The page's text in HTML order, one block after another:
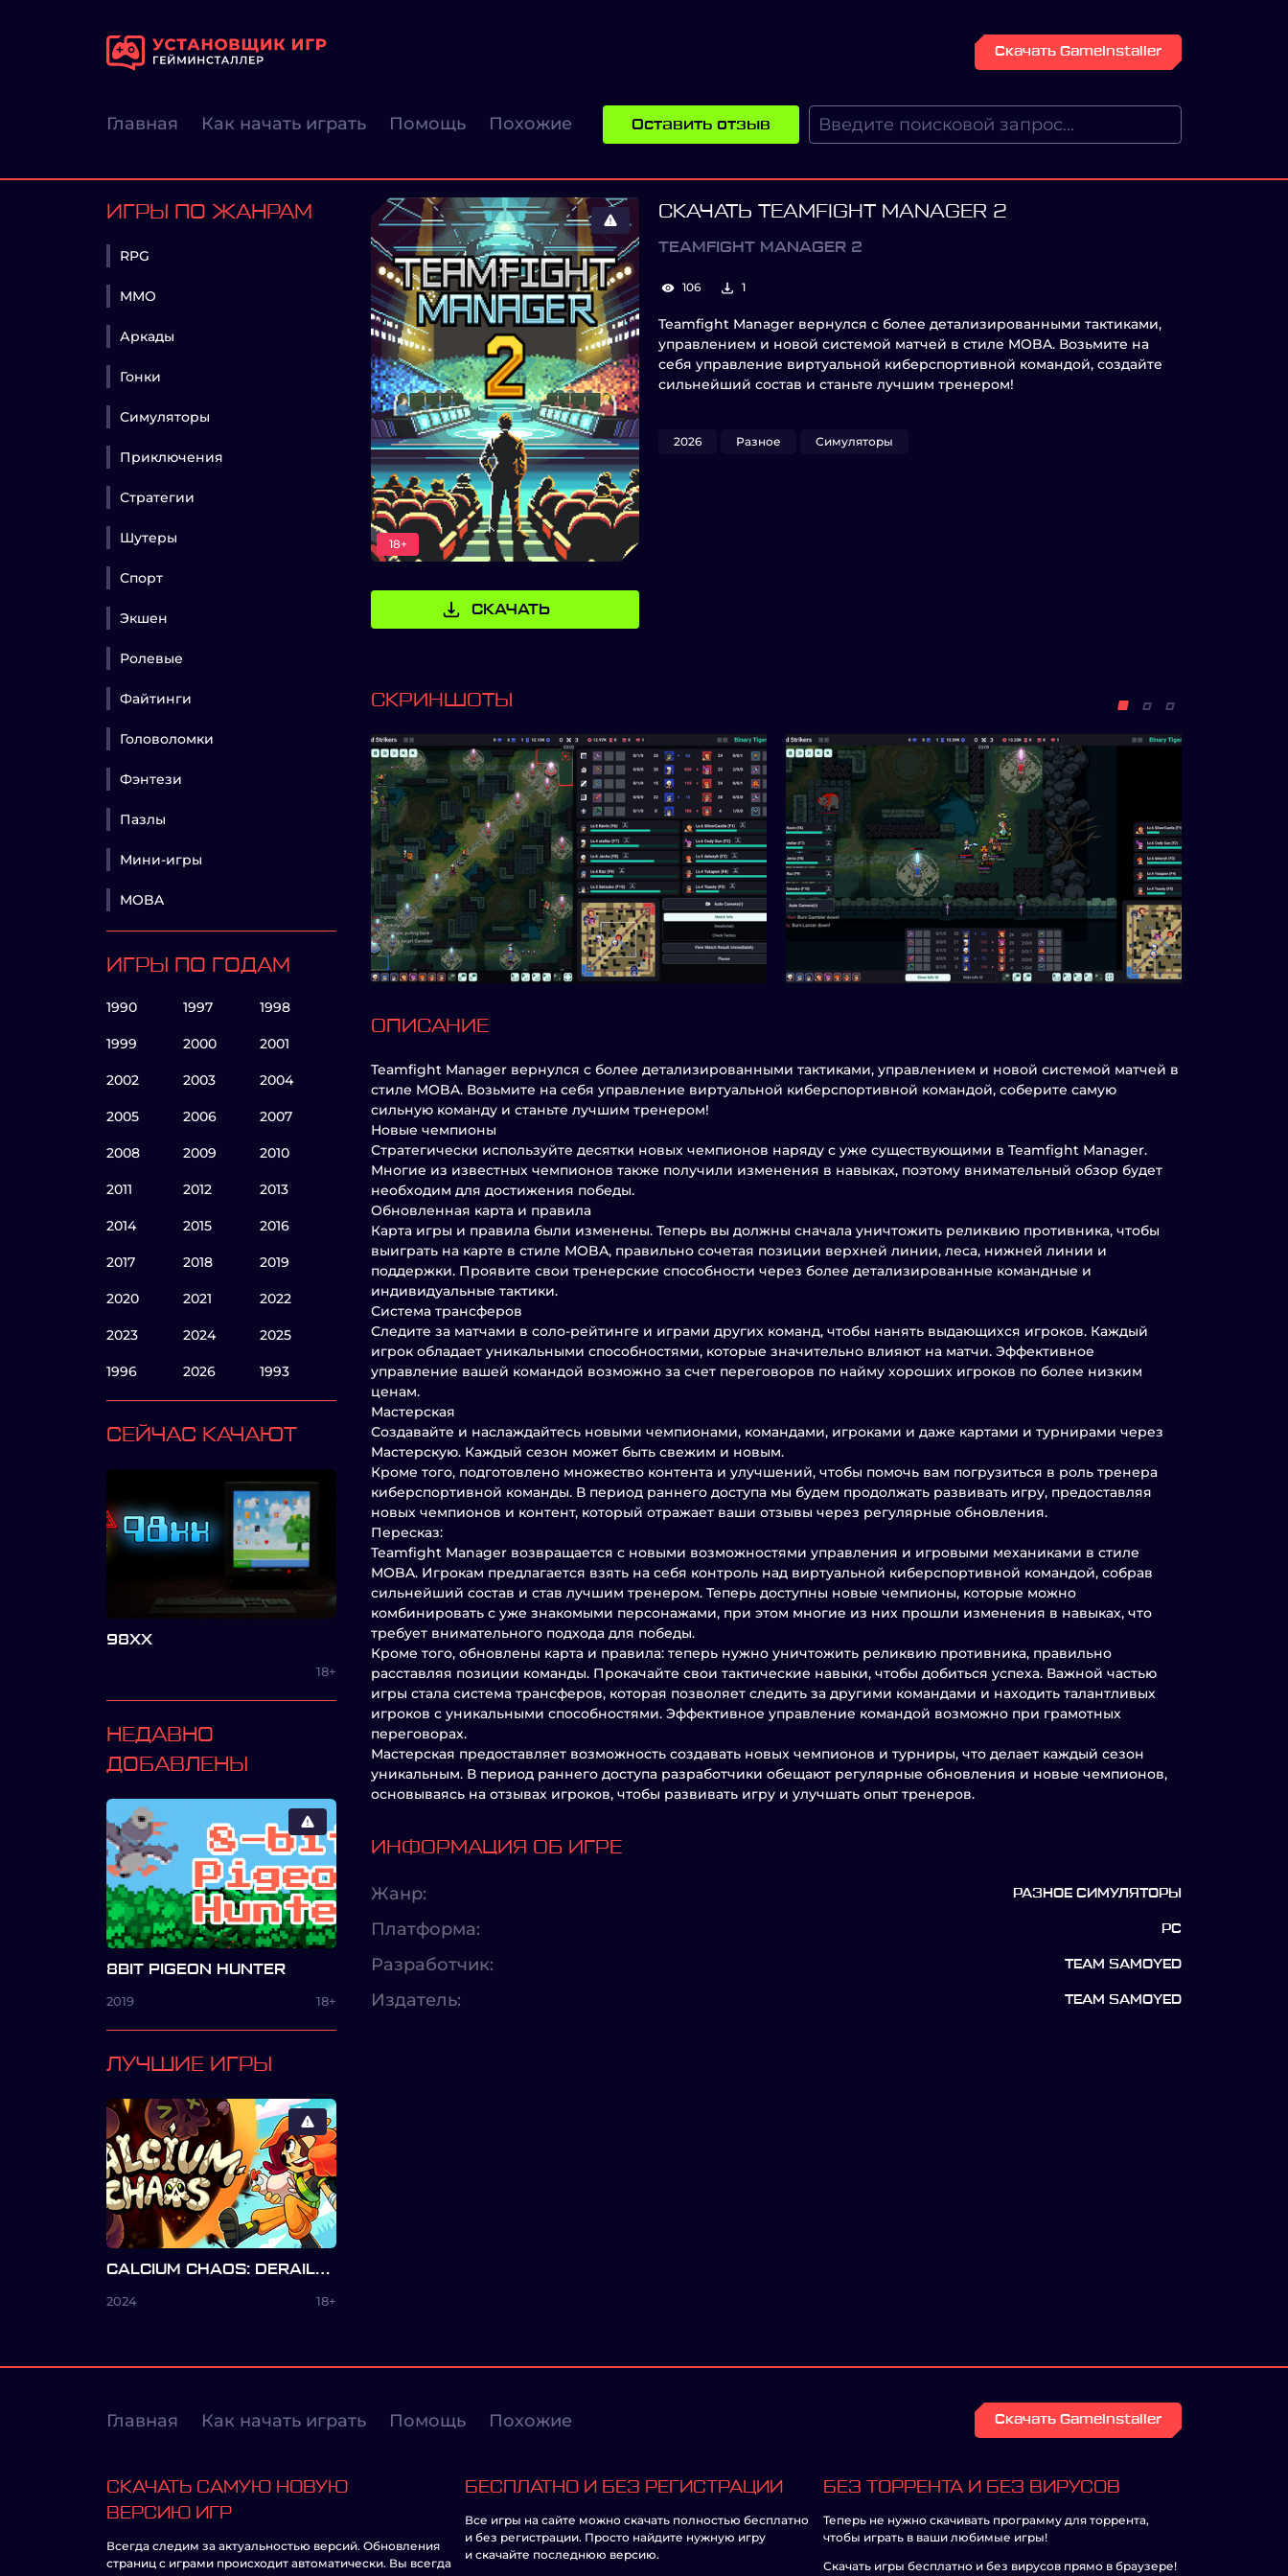
Скачать GameInstaller
Главная Как начать играть Помощь Похожие Оставить отзыв
ИГРЫ ПО ЖАНРАМ
RPG
MMO
Аркады
Гонки
Симуляторы
Приключения
Стратегии
Шутеры
Спорт
Экшен
Ролевые
Файтинги
Головоломки
Фэнтези
Пазлы
Мини-игры
MOBA
ИГРЫ ПО ГОДАМ
1990 1997 1998
1999 2000 2001
2002 2003 2004
2005 2006 2007
2008 2009 2010
2011 2012 2013
2014 2015 2016
2017 2018 2019
2020 2021 2022
2023 2024 2025
1996 2026 1993
СЕЙЧАС КАЧАЮТ
98XX
18+
НЕДАВНО
ДОБАВЛЕНЫ
8BIT PIGEON HUNTER
2019 18+
ЛУЧШИЕ ИГРЫ
CALCIUM CHAOS: DERAILED
2024 18+
18+
СКАЧАТЬ
СКАЧАТЬ TEAMFIGHT MANAGER 2
TEAMFIGHT MANAGER 2
106 1
Teamfight Manager вернулся с более детализированными тактиками,
управлением и новой системой матчей в стиле MOBA. Возьмите на
себя управление виртуальной киберспортивной командой, создайте
сильнейший состав и станьте лучшим тренером!
2026 Разное Симуляторы
СКРИНШОТЫ
ОПИСАНИЕ
Teamfight Manager вернулся с более детализированными тактиками, управлением и новой системой матчей в
стиле MOBA. Возьмите на себя управление виртуальной киберспортивной командой, соберите самую
сильную команду и станьте лучшим тренером!
Новые чемпионы
Стратегически используйте десятки новых чемпионов наряду с уже существующими в Teamfight Manager.
Многие из известных чемпионов также получили изменения в навыках, поэтому внимательный обзор будет
необходим для достижения победы.
Обновленная карта и правила
Карта игры и правила были изменены. Теперь вы должны сначала уничтожить реликвию противника, чтобы
выиграть на карте в стиле MOBA, правильно сочетая позиции верхней линии, леса, нижней линии и
поддержки. Проявите свои тренерские способности через более детализированные командные и
индивидуальные тактики.
Система трансферов
Следите за матчами в соло-рейтинге и играми других команд, чтобы нанять выдающихся игроков. Каждый
игрок обладает уникальными способностями, которые значительно влияют на матчи. Эффективное
управление вашей командой возможно за счет переговоров по найму хороших игроков по более низким
ценам.
Мастерская
Создавайте и наслаждайтесь новыми чемпионами, командами, игроками и даже картами и турнирами через
Мастерскую. Каждый сезон может быть свежим и новым.
Кроме того, подготовлено множество контента и улучшений, чтобы помочь вам погрузиться в роль тренера
киберспортивной команды. В период раннего доступа мы будем продолжать развивать игру, предоставляя
новых чемпионов и контент, который отражает ваши отзывы через регулярные обновления.
Пересказ:
Teamfight Manager возвращается с новыми возможностями управления и игровыми механиками в стиле
MOBA. Игрокам предлагается взять на себя контроль над виртуальной киберспортивной командой, собрав
сильнейший состав и став лучшим тренером. Теперь доступны новые чемпионы, которые можно
комбинировать с уже знакомыми персонажами, при этом многие из них прошли изменения в навыках, что
требует внимательного подхода для победы.
Кроме того, обновлены карта и правила: теперь нужно уничтожить реликвию противника, правильно
расставляя позиции команды. Прокачайте свои тактические навыки, чтобы добиться успеха. Важной частью
игры стала система трансферов, которая позволяет следить за другими командами и находить талантливых
игроков с уникальными способностями. Эффективное управление командой возможно при грамотных
переговорах.
Мастерская предоставляет возможность создавать новых чемпионов и турниры, что делает каждый сезон
уникальным. В период раннего доступа разработчики обещают регулярные обновления и новые чемпионов,
основываясь на отзывах игроков, чтобы развивать игру и улучшать опыт тренеров.
ИНФОРМАЦИЯ ОБ ИГРЕ
Жанр: РАЗНОЕ СИМУЛЯТОРЫ
Платформа: PC
Разработчик: TEAM SAMOYED
Издатель: TEAM SAMOYED
Главная Как начать играть Помощь Похожие Скачать GameInstaller
СКАЧАТЬ САМУЮ НОВУЮ
ВЕРСИЮ ИГР
Всегда следим за актуальностью версий. Обновления
страниц с играми происходит автоматически. Вы всегда
БЕСПЛАТНО И БЕЗ РЕГИСТРАЦИИ
Все игры на сайте можно скачать полностью бесплатно
и без регистрации. Просто найдите нужную игру
и скачайте последнюю версию.
БЕЗ ТОРРЕНТА И БЕЗ ВИРУСОВ
Теперь не нужно скачивать программу для торрента,
чтобы играть в ваши любимые игры!
Скачать игры бесплатно и без вирусов прямо в браузере!